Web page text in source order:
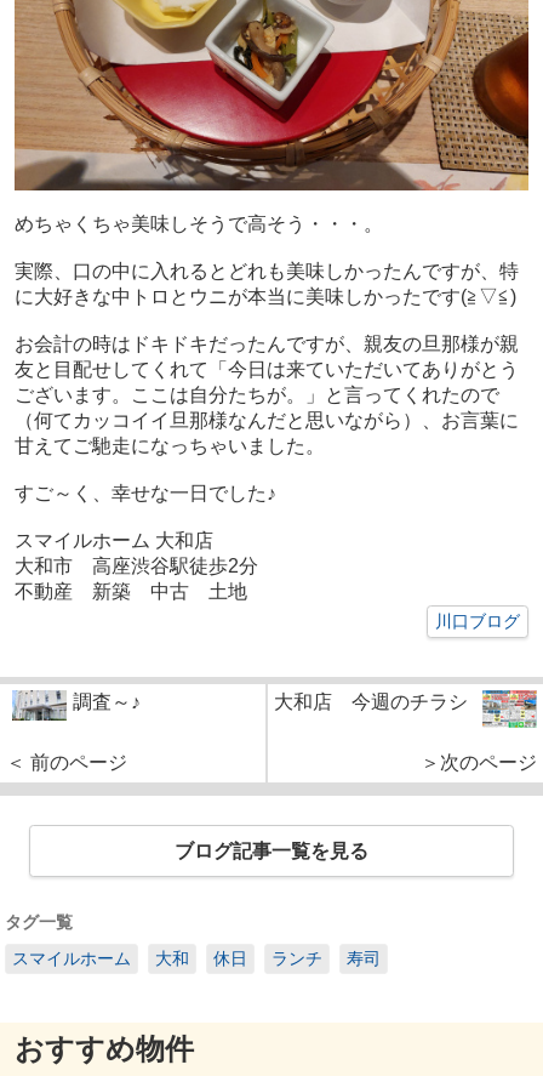
めちゃくちゃ美味しそうで高そう・・・。
実際、口の中に入れるとどれも美味しかったんですが、特
に大好きな中トロとウニが本当に美味しかったです(≧▽≦)
お会計の時はドキドキだったんですが、親友の旦那様が親
友と目配せしてくれて
「今日は来ていただいてありがとう
ございます。ここは自分たちが。」と言ってくれたので
（何てカッコイイ旦那様なんだと思いながら）、お言葉に
甘えてご馳走になっちゃいました。
すご～く、幸せな一日でした♪
スマイルホーム 大和店
大和市 高座渋谷駅徒歩2分
不動産 新築 中古 土地
川口ブログ
調査～♪
＜ 前のページ
大和店 今週のチラシ
＞次のページ
ブログ記事一覧を見る
タグ一覧
スマイルホーム
大和 休日 ランチ 寿司
おすすめ物件